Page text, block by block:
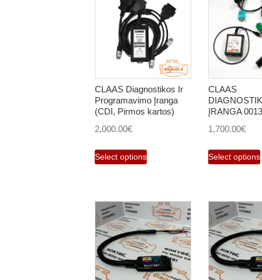
CLAAS Diagnostikos Ir
Programavimo Įranga
(CDI, Pirmos kartos)
2,000.00€
Select options
CLAAS
ĮRANGA
1,700.00€
Select options